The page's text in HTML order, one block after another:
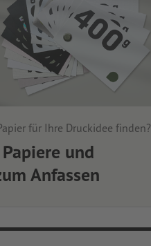
für Ihre Druckidee finden?
und
Anfassen